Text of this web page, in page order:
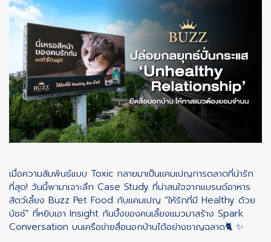
เมื่อความสัมพันธ์แบบ Toxic กลายมาเป็นแคมเปญการตลาดที่น่ารัก
ที่สุด! วันนี้พามาเจาะลึก Case Study ที่น่าสนใจจากแบรนด์อาหาร
สัตว์เลี้ยง Buzz Pet Food กับแคมเปญ “ให้รักที่มี Healthy ด้วย
บัซซ์” ที่หยิบเอา Insight ก้นบึ้งของคนเลี้ยงแมวมาสร้าง Spark
Conversation บนเครือข่ายสื่อนอกบ้านได้อย่างชาญฉลาด🐈 ✨